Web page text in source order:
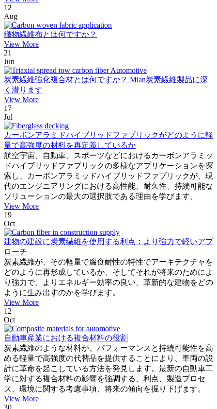
12
Aug
織物繊維布とは何ですか？
View More
21
Jun
炭素繊維強化複合材とは何ですか？ Mian炭素繊維製品に深
く潜ります
View More
17
Jul
カーボンアラミドハイブリッドファブリックがどのように軽
量で高強度の材料を再定義しているか
航空宇宙、自動車、スポーツなどにおけるカーボンアラミッ
ドハイブリッドファブリックの多様なアプリケーションを探
索し、カーボンアラミッドハイブリッドファブリックが、現
代のエンジニアリングにおける高性能、耐久性、持続可能な
ソリューションの最大の選択肢である理由を学びます。
View More
19
Oct
建物の建設に炭素繊維を使用する利点：より強力で軽いアプ
ローチ
炭素繊維が、その軽量で腐食耐性の特性でアーキテクチャを
どのように再形成しているか、そしてそれが将来のためによ
り強力で、よりエネルギー効率の良い、革新的な建物をどの
ように生み出すのかを学びます。
View More
12
Oct
自動車産業における複合材料の役割
炭素繊維のような材料が、パフォーマンスと持続可能性を高
める軽量で高強度の代替品を提供することにより、車両の設
計に革命を起こしている方法を発見します。最新の自動車工
学に対する複合材料の影響を強調する、利点、製造プロセ
ス、環境に関する考慮事項、将来の傾向を掘り下げます。
View More